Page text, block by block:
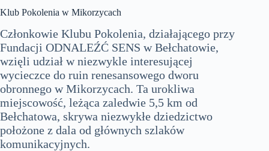
Klub Pokolenia w Mikorzycach
Członkowie Klubu Pokolenia, działającego przy
Fundacji ODNALEŹĆ SENS w Bełchatowie,
wzięli udział w niezwykle interesującej
wycieczce do ruin renesansowego dworu
obronnego w Mikorzycach. Ta urokliwa
miejscowość, leżąca zaledwie 5,5 km od
Bełchatowa, skrywa niezwykłe dziedzictwo
położone z dala od głównych szlaków
komunikacyjnych.